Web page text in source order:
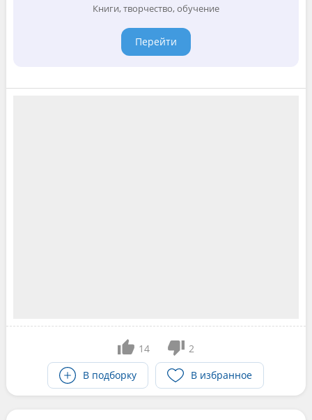
Книги, творчество, обучение
Перейти
14
2
В подборку
В избранное